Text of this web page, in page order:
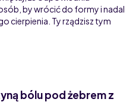
by wrócić do formy i nadal
cierpienia. Ty rządzisz tym
bólu pod żebrem z